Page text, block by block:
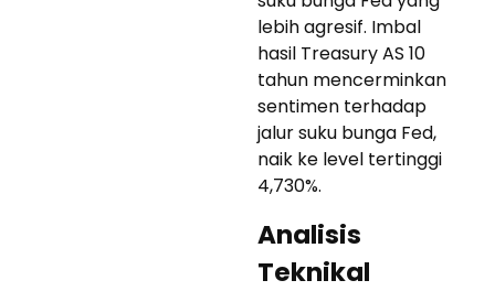
lebih agresif. Imbal
hasil Treasury AS 10
tahun mencerminkan
sentimen terhadap
jalur suku bunga Fed,
naik ke level tertinggi
4,730%.
Analisis
Teknikal